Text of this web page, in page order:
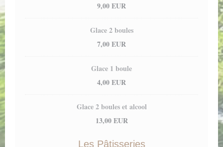
9,00 EUR
Glace 2 boules
7,00 EUR
Glace 1 boule
4,00 EUR
Glace 2 boules et alcool
13,00 EUR
Les Pâtisseries